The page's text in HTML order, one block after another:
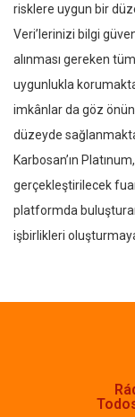
risklere uygun bir
Veri’lerinizi bilgi
alınması gereken
uygunlukla
imkânlar da göz
düzeyde
Karbosan’ın
gerçekleştirilecek
platformda
işbirlikleri